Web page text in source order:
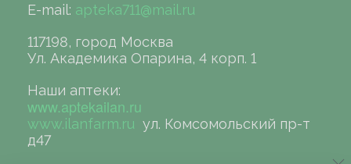
E-mail: apteka711@mail.ru
117198, город Москва
Ул. Академика Опарина, 4 корп. 1
Наши аптеки:
www.aptekailan.ru
www.ilanfarm.ru ул. Комсомольский пр-т
д47